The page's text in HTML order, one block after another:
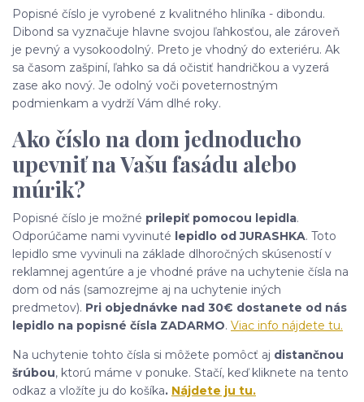
Popisné číslo je vyrobené z kvalitného hliníka - dibondu.
Dibond sa vyznačuje hlavne svojou ľahkosťou, ale zároveň
je pevný a vysokoodolný. Preto je vhodný do exteriéru. Ak
sa časom zašpiní, ľahko sa dá očistiť handričkou a vyzerá
zase ako nový. Je odolný voči poveternostným
podmienkam a vydrží Vám dlhé roky.
Ako číslo na dom jednoducho
upevniť na Vašu fasádu alebo
múrik?
Popisné číslo je možné prilepiť pomocou lepidla.
Odporúčame nami vyvinuté lepidlo od JURASHKA. Toto
lepidlo sme vyvinuli na základe dlhoročných skúseností v
reklamnej agentúre a je vhodné práve na uchytenie čísla na
dom od nás (samozrejme aj na uchytenie iných
predmetov). Pri objednávke nad 30€ dostanete od nás
lepidlo na popisné čísla ZADARMO. Viac info nájdete tu.
Na uchytenie tohto čísla si môžete pomôcť aj distančnou
šrúbou, ktorú máme v ponuke. Stačí, keď kliknete na tento
odkaz a vložíte ju do košíka. Nájdete ju tu.